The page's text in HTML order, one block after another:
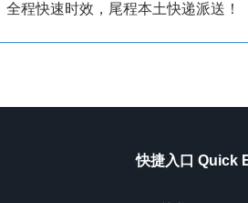
程快速时效，尾程本土快递派送！
快捷入口 Quick